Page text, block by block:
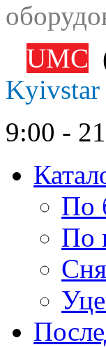
UMC
Kyivstar
9:00 -
По
По